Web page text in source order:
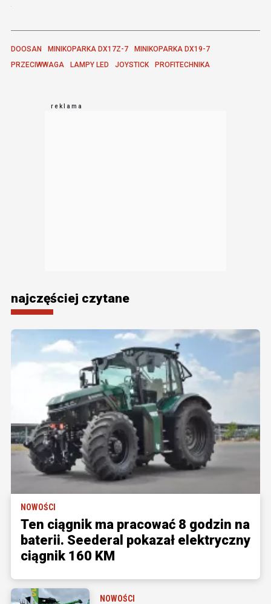
DOOSAN MINIKOPARKA DX17Z-7
MINIKOPARKA DX19-7
PRZECIWWAGA
LAMPY LED JOYSTICK PROFITECHNIKA
najczęściej czytane
NOWOŚCI
Ten ciągnik ma pracować 8 godzin na
baterii. Seederal pokazał elektryczny
ciągnik 160 KM
NOWOŚCI